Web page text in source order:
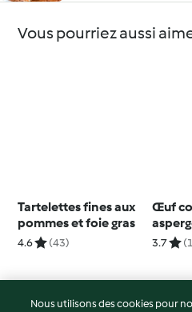
Vous pourriez aussi
Tartelettes fines aux
pommes et foie gras
4.6 (43)
Œuf
3.7
Nous utilisons des cookies pour